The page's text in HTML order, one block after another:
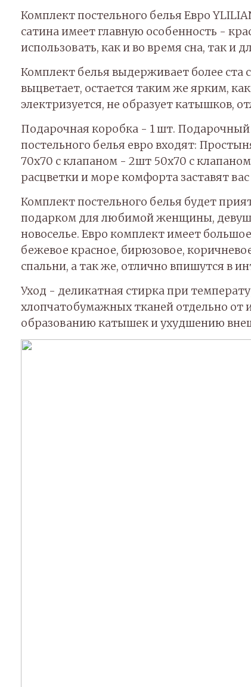
Комплект постельного белья Евро
сатина имеет главную особенность -
использовать, как и во время сна, так и
Комплект белья выдерживает более ста
выцветает, остается таким же ярким,
электризуется, не образует катышков,
Подарочная коробка - 1 шт. Подарочный
постельного белья евро входят:
70х70 с клапаном - 2шт 50х70 с
расцветки и море комфорта заставят
Комплект постельного белья будет
подарком для любимой женщины,
новоселье. Евро комплект имеет
бежевое красное, бирюзовое,
спальни, а так же, отлично впишутся в
Уход - деликатная стирка при
хлопчатобумажных тканей отдельно от
образованию катышек и ухудшению